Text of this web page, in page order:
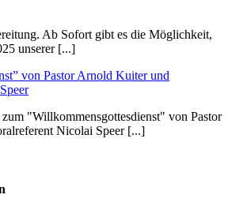
Ab Sofort gibt es die Möglichkeit,
unserer [...]
von Pastor Arnold Kuiter und
"Willkommensgottesdienst" von Pastor
Nicolai Speer [...]